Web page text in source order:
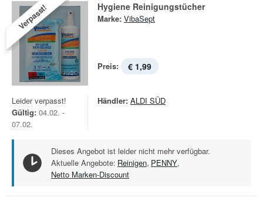
Verpasst! Hygiene Reinigungstücher
Marke: VibaSept
Preis: € 1,99
Leider verpasst!
Gültig: 04.02. -
07.02.
Händler: ALDI SÜD
Dieses Angebot ist leider nicht mehr verfügbar.
Aktuelle Angebote: Reinigen, PENNY,
Netto Marken-Discount